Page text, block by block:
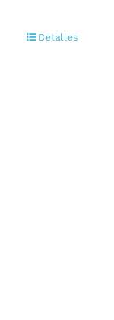
Detalles